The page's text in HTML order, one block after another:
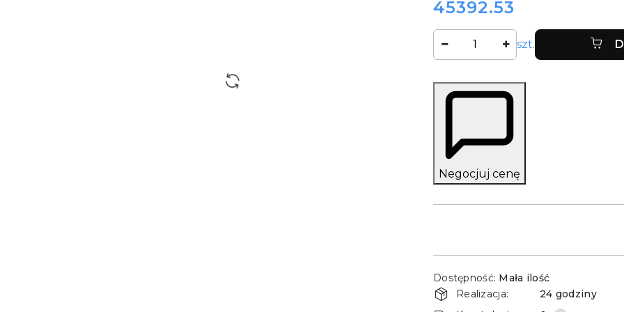
Cena:
45392.53
szt.
Negocjuj cenę
iDostępność: Mała ilość
Realizacja:
24 godziny